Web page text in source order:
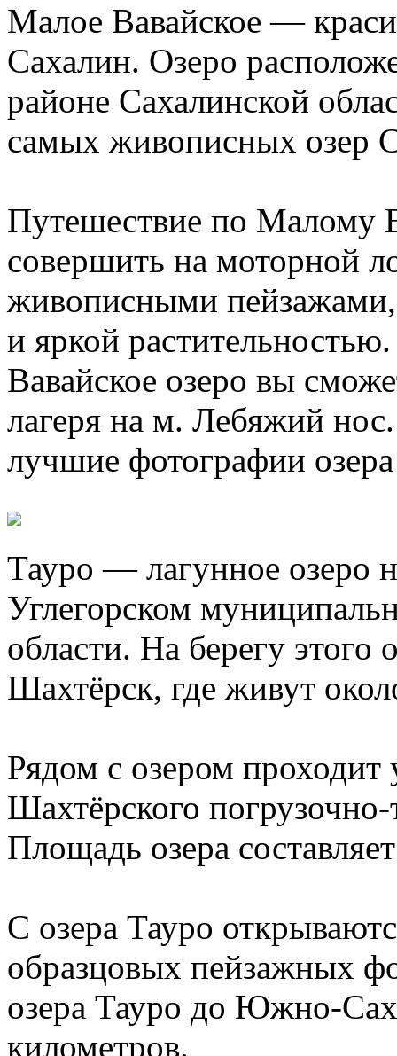
Малое Вавайское —
Сахалин. Озеро
районе Сахалинской
самых живописных озер
Путешествие по Малому
совершить на моторной
живописными
и яркой
Вавайское озеро вы
лагеря на м. Лебяжий
лучшие фотографии
Тауро — лагунное озеро
Углегорском
области. На берегу этого
Шахтёрск, где живут
Рядом с озером проходит
Шахтёрского
Площадь озера
С озера Тауро
образцовых пейзажных
озера Тауро до Южно-
километров.